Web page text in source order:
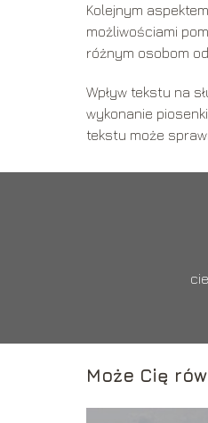
Kolejnym
możliwościami
różnym osobom
Wpływ tekstu na
wykonanie
tekstu może
Może Cię